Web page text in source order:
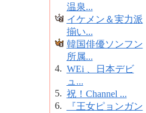
温泉...
イケメン＆実力派
揃い...
韓国俳優ソンフン
所属...
4. WEi 、日本デビ
ュ...
5. 祝！Channel ...
6.
『王女ピョンガン